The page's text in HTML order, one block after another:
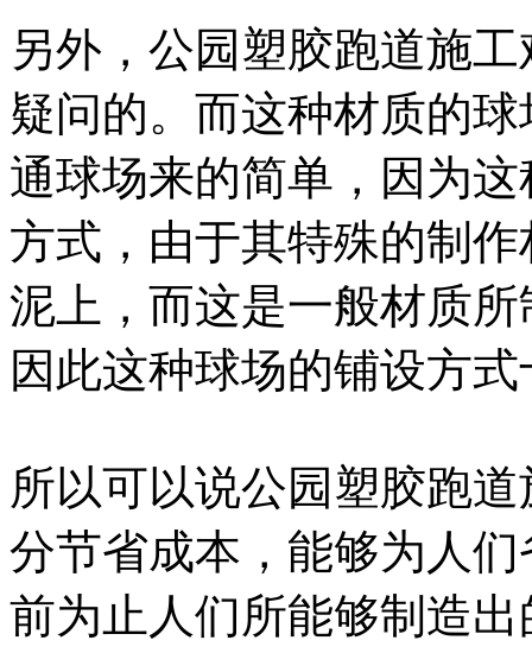
另外，公园塑胶跑道施
疑问的。而这种材质的
通球场来的简单，因为
方式，由于其特殊的制
泥上，而这是一般材质
因此这种球场的铺设方
所以可以说公园塑胶跑
分节省成本，能够为人
前为止人们所能够制造